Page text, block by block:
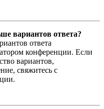
вариантов ответа?
ответа
конференции. Если
вариантов,
свяжитесь с